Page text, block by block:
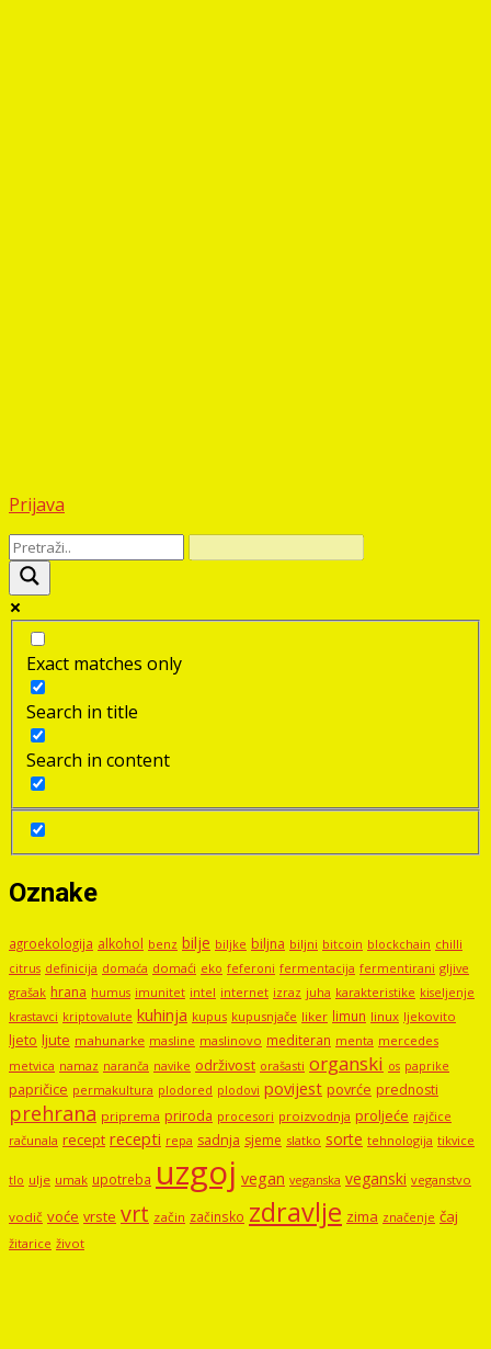
Prijava
Exact matches only
Search in title
Search in content
Oznake
agroekologija alkohol benz bilje biljke biljna biljni bitcoin blockchain chilli
citrus definicija domaća domaći eko feferoni fermentacija fermentirani gljive
grašak hrana humus imunitet intel internet izraz juha karakteristike kiseljenje
krastavci kriptovalute kuhinja kupus kupusnjače liker limun linux ljekovito
ljeto ljute mahunarke masline maslinovo mediteran menta mercedes
metvica namaz naranča navike održivost orašasti organski os paprike
papričice permakultura plodored plodovi povijest povrće prednosti
prehrana priprema priroda procesori proizvodnja proljeće rajčice
računala recept recepti repa sadnja sjeme slatko sorte tehnologija tikvice
tlo ulje umak upotreba uzgoj vegan veganska veganski veganstvo
vodič voće vrste vrt začin začinsko zdravlje zima značenje čaj
žitarice život